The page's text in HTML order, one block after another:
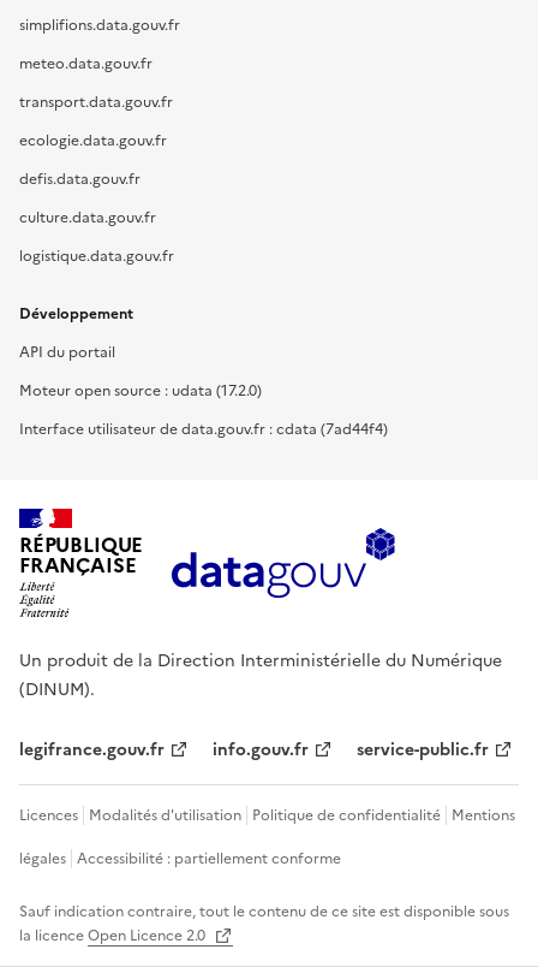
simplifions.data.gouv.fr
meteo.data.gouv.fr
transport.data.gouv.fr
ecologie.data.gouv.fr
defis.data.gouv.fr
culture.data.gouv.fr
logistique.data.gouv.fr
Développement
API du portail
Moteur open source : udata (17.2.0)
Interface utilisateur de data.gouv.fr : cdata (7ad44f4)
RÉPUBLIQUE
FRANÇAISE
Un produit de la Direction Interministérielle du Numérique
(DINUM).
legifrance.gouv.fr info.gouv.fr service-public.fr
Licences Modalités d'utilisation Politique de confidentialité Mentions
légales Accessibilité : partiellement conforme
Sauf indication contraire, tout le contenu de ce site est disponible sous
la licenceOpen Licence 2.0